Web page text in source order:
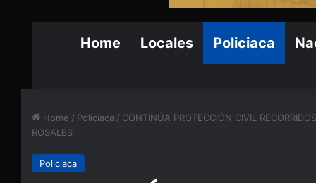
Home Locales Policiaca
Home / Policiaca / CONTINÚA PROTECCIÓN CIVIL
ROSALES
Policiaca